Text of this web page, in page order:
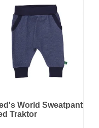
World Sweatpant
Traktor